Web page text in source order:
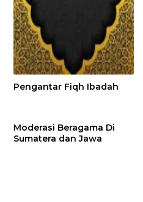
Pengantar Fiqh Ibadah
Moderasi Beragama Di
Sumatera dan Jawa